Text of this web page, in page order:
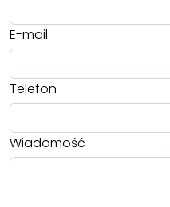
E-mail
Telefon
Wiadomość